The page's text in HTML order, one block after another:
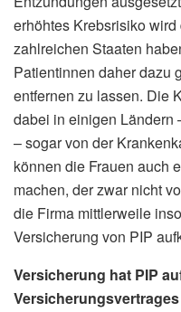
erhöhtes Krebsrisiko
zahlreichen Staaten
Patientinnen daher dazu
entfernen zu lassen. Die
dabei in einigen Ländern
– sogar von der
können die Frauen auch
machen, der zwar nicht
die Firma mittlerweile
Versicherung von PIP
Versicherung hat PIP